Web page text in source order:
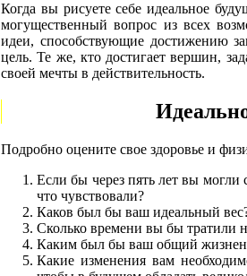
Когда вы рисуете себе идеальное
могущественный вопрос из всех
идеи, способствующие достижению
цель. Те же, кто достигает вершин,
своей мечты в действительность.
Подробно оцените свое здоровье и
Если бы через пять лет вы могли
что чувствовали?
Каков был бы ваш идеальный
Сколько времени вы бы тратили
Каким был бы ваш общий
Какие изменения вам